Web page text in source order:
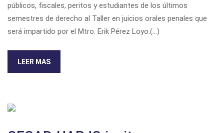
públicos, fiscales, peritos y estudiantes de los últimos
semestres de derecho al Taller en juicios orales penales que
será impartido por el Mtro. Erik Pérez Loyo.(...)
LEER MAS